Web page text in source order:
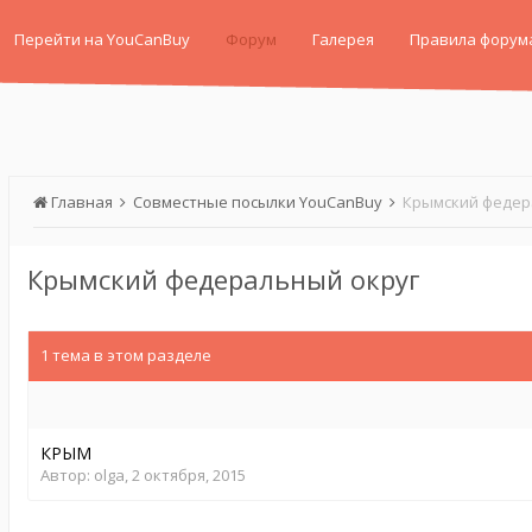
Перейти на YouCanBuy Форум Галерея Правила
Главная Совместные посылки YouCanBuy Крымский
Крымский федеральный округ
1 тема в этом разделе
КРЫМ
Автор: olga,2 октября, 2015